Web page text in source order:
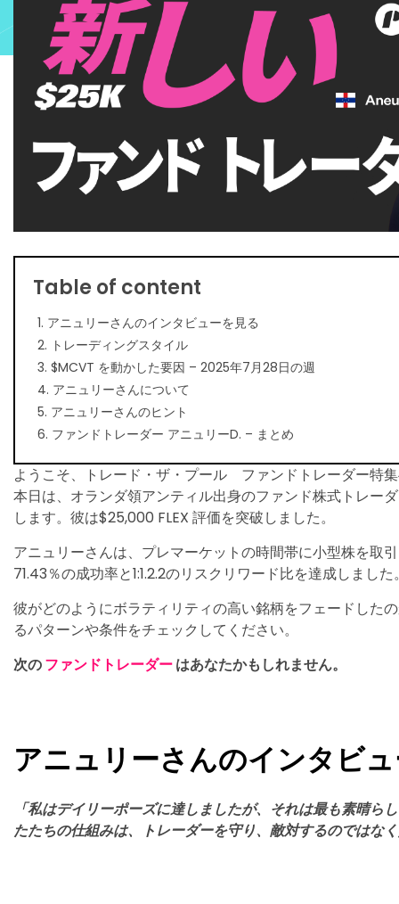
Table of content
1. アニュリーさんのインタビューを見る
2. トレーディングスタイル
3. $MCVT を動かした要因 – 2025年7月28日の週
4. アニュリーさんについて
5. アニュリーさんのヒント
6. ファンドトレーダー アニュリーD. – まとめ
ようこそ、トレード・ザ・プール ファンドトレーダー特
本日は、オランダ領アンティル出身のファンド株式トレー
します。彼は$25,000 FLEX 評価を突破しました。
アニュリーさんは、プレマーケットの時間帯に小型株を取
71.43％の成功率と1:1.2.2のリスクリワード比を達成しました
彼がどのようにボラティリティの高い銘柄をフェードした
るパターンや条件をチェックしてください。
次のファンドトレーダーはあなたかもしれません。
アニュリーさんのインタビ
「私はデイリーポーズに達しましたが、それは最も素晴ら
たたちの仕組みは、トレーダーを守り、敵対するのではな